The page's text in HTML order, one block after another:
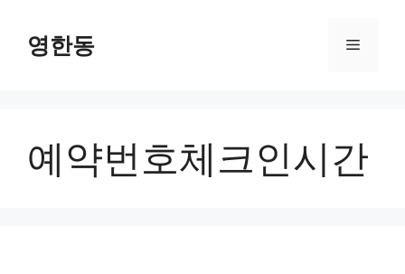
영한동 메
예약번호체크인시간